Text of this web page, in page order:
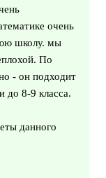
очень
школу. мы
По
- он подходит
до 8-9 класса.
данного